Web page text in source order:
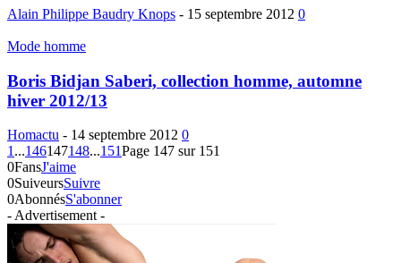
Alain Philippe Baudry Knops - 15 septembre 2012 0
Mode homme
Boris Bidjan Saberi, collection homme, automne
hiver 2012/13
Homactu - 14 septembre 2012 0
1 ...146147148...151Page 147 sur 151
0FansJ'aime
0SuiveursSuivre
0AbonnésS'abonner
- Advertisement -